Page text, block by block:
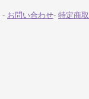
- お問い合わせ- 特定商